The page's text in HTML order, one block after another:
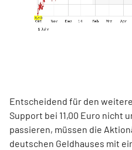
Entscheidend für den
Support bei 11,00 Euro nicht
passieren, müssen die
deutschen Geldhauses mit